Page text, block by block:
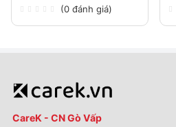
(0 đánh giá)
CareK - CN Gò Vấp